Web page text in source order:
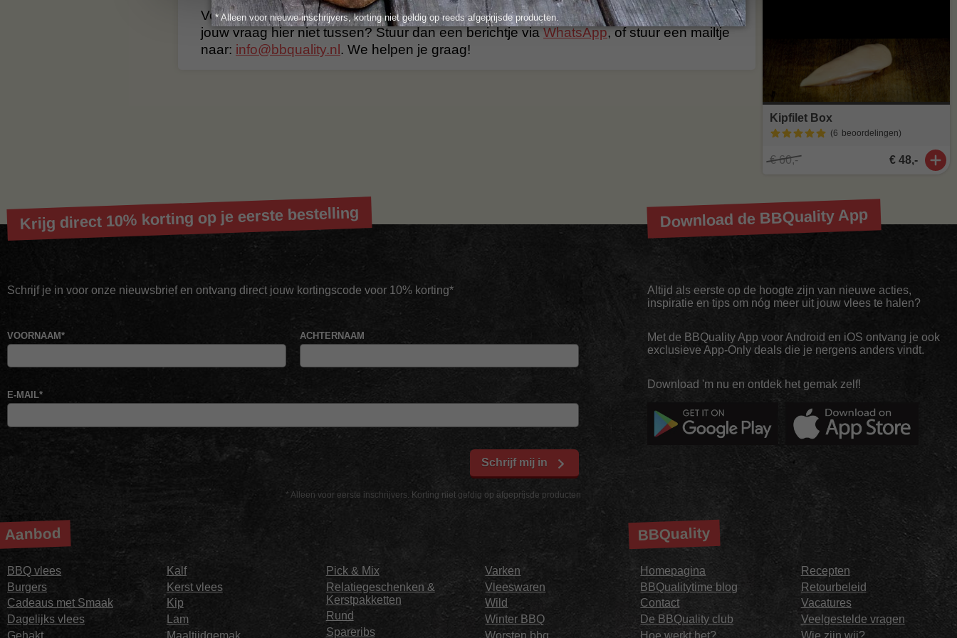
Voor vragen of voor extra informatie kun je kijken bij deveelgestelde vragen. Staat
jouw vraag hier niet tussen? Stuur dan een berichtje viaWhatsApp, of stuur een mailtje
naar: info@bbquality.nl. We helpen je graag!
Kipfilet Box
(6 beoordelingen)
€ 60,- € 48,-
* Alleen voor nieuwe inschrijvers, korting niet geldig op reeds afgeprijsde producten.
Krijg direct 10% korting op je eerste bestelling
Schrijf je in voor onze nieuwsbrief en ontvang direct jouw kortingscode voor 10% korting*
* Alleen voor eerste inschrijvers. Korting niet geldig op afgeprijsde producten
VOORNAAM* ACHTERNAAM
E-MAIL*
Schrijf mij in
Download de BBQuality App
Altijd als eerste op de hoogte zijn van nieuwe acties,
inspiratie en tips om nóg meer uit jouw vlees te halen?
Met de BBQuality App voor Android en iOS ontvang je ook
exclusieve App-Only deals die je nergens anders vindt.
Download 'm nu en ontdek het gemak zelf!
Aanbod
BBQ vlees
Burgers
Cadeaus met Smaak
Dagelijks vlees
Gehakt
Kalf
Kerst vlees
Kip
Lam
Maaltijdgemak
Pick & Mix
Relatiegeschenken &
Kerstpakketten
Rund
Spareribs
Varken
Vleeswaren
Wild
Winter BBQ
Worsten bbq
BBQuality
Homepagina
BBQualitytime blog
Contact
De BBQuality club
Hoe werkt het?
Recepten
Retourbeleid
Vacatures
Veelgestelde vragen
Wie zijn wij?